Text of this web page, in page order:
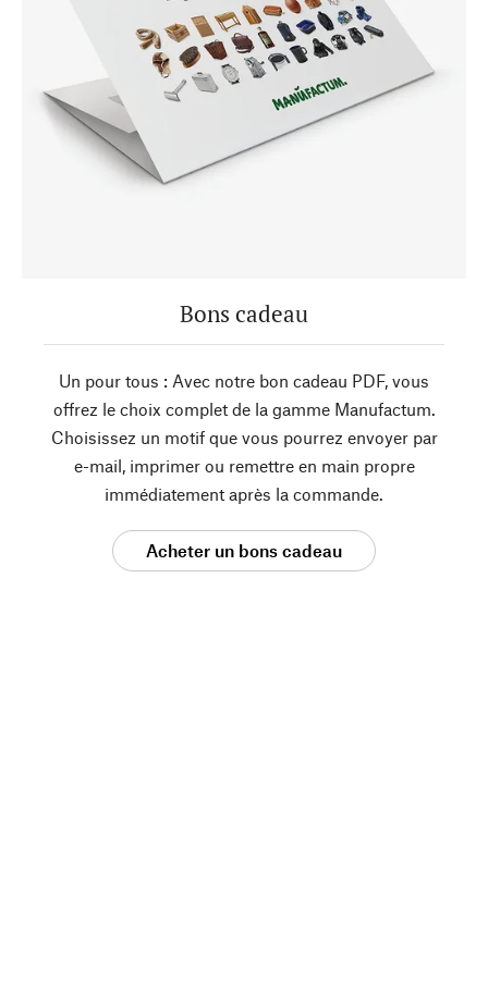
Bons cadeau
Un pour tous : Avec notre bon cadeau PDF, vous
offrez le choix complet de la gamme Manufactum.
Choisissez un motif que vous pourrez envoyer par
e-mail, imprimer ou remettre en main propre
immédiatement après la commande.
Acheter un bons cadeau